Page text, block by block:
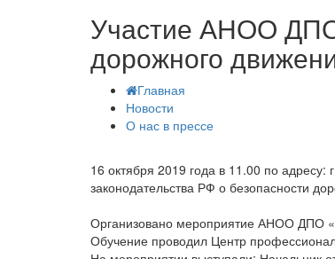
Участие АНОО
дорожного
Главная
Новости
О нас в прессе
16 октября 2019 года в 11.00 по
законодательства РФ о безопасности
Организовано мероприятие АНОО ДПО
Обучение проводил Центр